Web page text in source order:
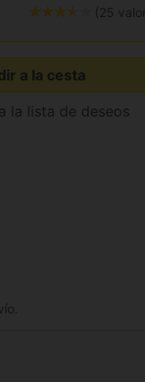
(25
a la cesta
la lista de deseos